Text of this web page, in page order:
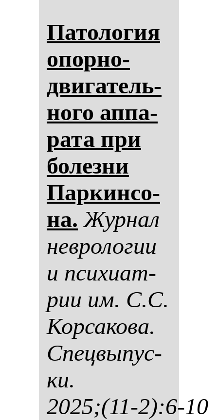
Па­то­ло­гия
опор­но-
дви­га­тель­
но­го ап­па­
ра­та при
бо­лез­ни
Пар­кин­со­
на. Жур­нал
нев­ро­ло­гии
и пси­хи­ат­
рии им. С.С.
Кор­са­ко­ва.
Спец­вы­пус­
ки.
2025;(11-2):6-10